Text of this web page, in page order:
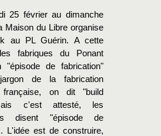
25 février au dimanche
Maison du Libre organise
au PL Guérin. A cette
fabriques du Ponant
"épisode de fabrication"
de la fabrication
française, on dit "build
c'est attesté, les
disent "épisode de
L'idée est de construire,